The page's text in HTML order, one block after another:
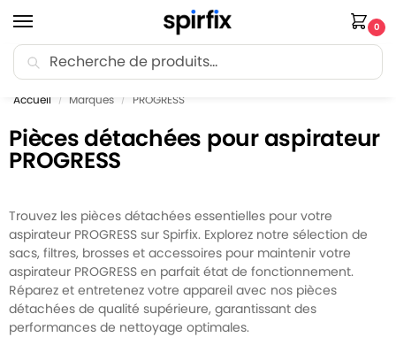
0
🚚 Livraison Point Relais offerte dès 30€ d’achat.
Accueil / Marques / PROGRESS
Pièces détachées pour aspirateur
PROGRESS
Trouvez les pièces détachées essentielles pour votre
aspirateur PROGRESS sur Spirfix. Explorez notre sélection de
sacs, filtres, brosses et accessoires pour maintenir votre
aspirateur PROGRESS en parfait état de fonctionnement.
Réparez et entretenez votre appareil avec nos pièces
détachées de qualité supérieure, garantissant des
performances de nettoyage optimales.